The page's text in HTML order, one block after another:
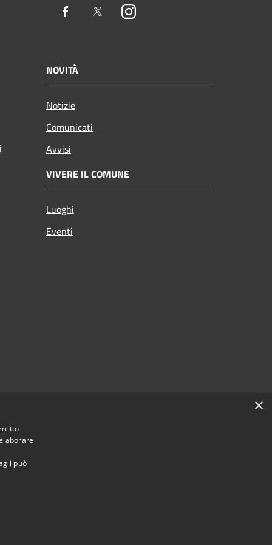
Facebook TwitterInstagram
NOVITÀ
Notizie
Comunicati
Avvisi
VIVERE IL COMUNE
Luoghi
Eventi
×
può